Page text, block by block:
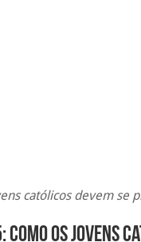
católicos devem se
Como os jovens